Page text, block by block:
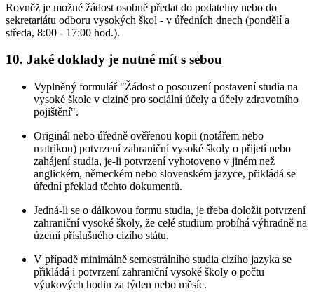
Rovněž je možné žádost osobně předat do podatelny nebo do
sekretariátu odboru vysokých škol - v úředních dnech (pondělí a
středa, 8:00 - 17:00 hod.).
10. Jaké doklady je nutné mít s sebou
Vyplněný formulář "Žádost o posouzení postavení studia na
vysoké škole v cizině pro sociální účely a účely zdravotního
pojištění".
Originál nebo úředně ověřenou kopii (notářem nebo
matrikou) potvrzení zahraniční vysoké školy o přijetí nebo
zahájení studia, je-li potvrzení vyhotoveno v jiném než
anglickém, německém nebo slovenském jazyce, přikládá se
úřední překlad těchto dokumentů.
Jedná-li se o dálkovou formu studia, je třeba doložit potvrzení
zahraniční vysoké školy, že celé studium probíhá výhradně na
území příslušného cizího státu.
V případě minimálně semestrálního studia cizího jazyka se
přikládá i potvrzení zahraniční vysoké školy o počtu
výukových hodin za týden nebo měsíc.